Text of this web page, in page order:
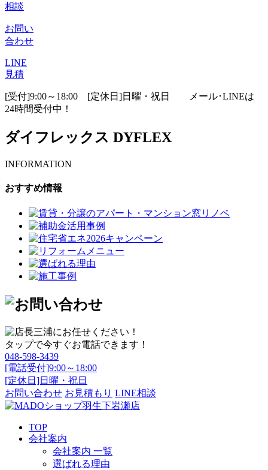
相談
お問い
合わせ
LINE
見積
[受付]9:00～18:00 [定休日]日曜・祝日
メール･LINEは
24時間受付中！
ダイフレックス DYFLEX
INFORMATION
おすすめ情報
タップで今すぐお電話できます！
048-598-3439
[電話受付]9:00～18:00
[定休日]日曜・祝日
お問い合わせ お見積もり LINE相談
TOP
会社案内
会社案内 一覧
選ばれる理由